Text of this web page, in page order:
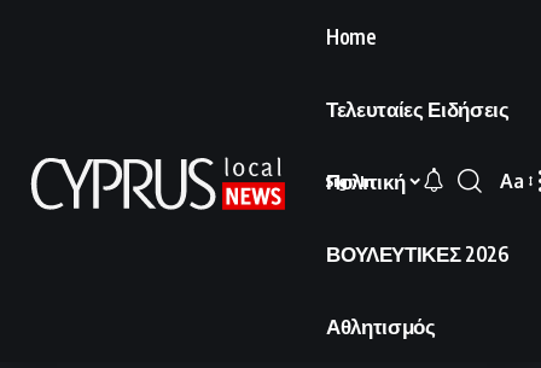
Home
Τελευταίες Ειδήσεις
Πολιτική
ΒΟΥΛΕΥΤΙΚΕΣ 2026
Αθλητισμός
Sign In
Font
Aa